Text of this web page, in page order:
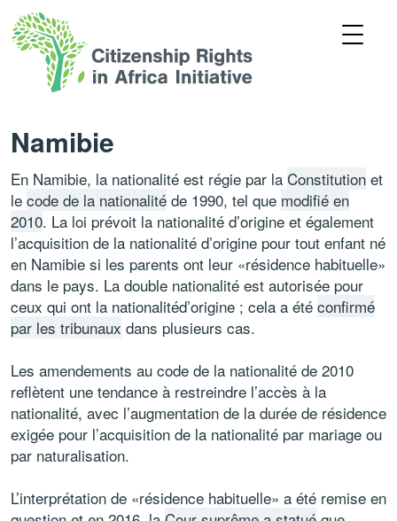
Namibie
En Namibie, la nationalité est régie par la Constitution et
le code de la nationalité de 1990, tel que modifié en
2010. La loi prévoit la nationalité d’origine et également
l’acquisition de la nationalité d’origine pour tout enfant né
en Namibie si les parents ont leur «résidence habituelle»
dans le pays. La double nationalité est autorisée pour
ceux qui ont la nationalitéd’origine ; cela a été confirmé
par les tribunaux dans plusieurs cas.
Les amendements au code de la nationalité de 2010
reflètent une tendance à restreindre l’accès à la
nationalité, avec l’augmentation de la durée de résidence
exigée pour l’acquisition de la nationalité par mariage ou
par naturalisation.
L’interprétation de «résidence habituelle» a été remise en